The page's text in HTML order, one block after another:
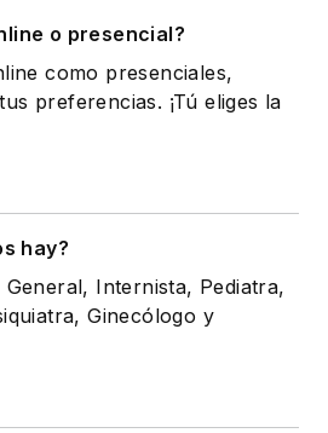
o presencial?
como presenciales,
preferencias. ¡Tú eliges la
hay?
Internista, Pediatra,
Ginecólogo y